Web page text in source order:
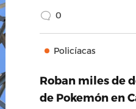
0
Policíacas
Roban miles de
de Pokemón en